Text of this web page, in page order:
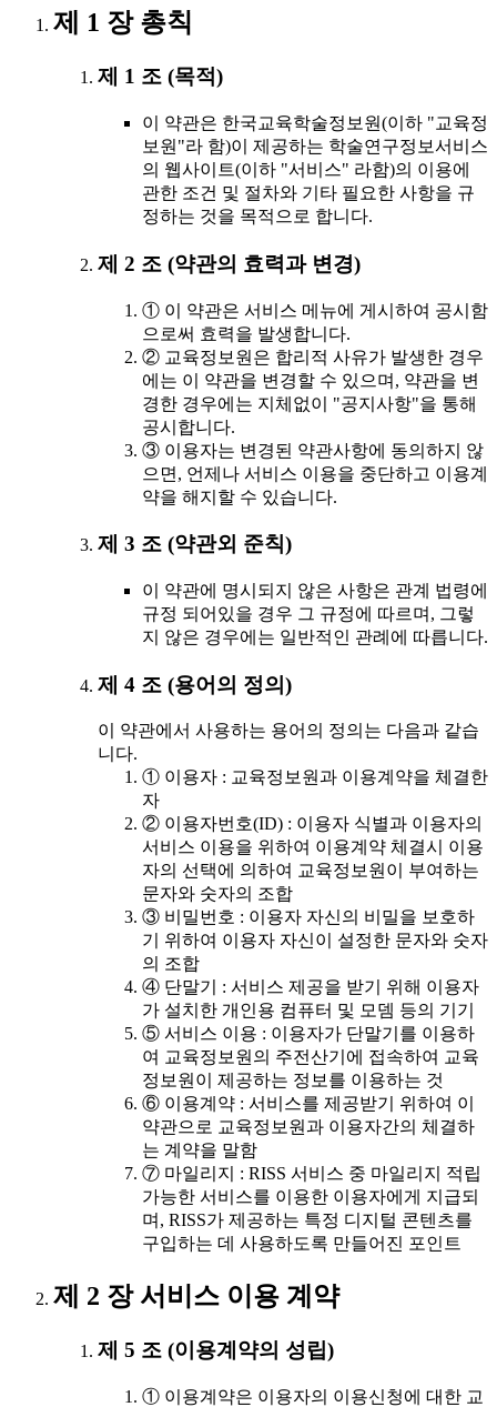
제 1 장 총칙
제 1 조 (목적)
이 약관은 한국교육학술정보원(이하 "교육정
보원"라 함)이 제공하는 학술연구정보서비스
의 웹사이트(이하 "서비스" 라함)의 이용에
관한 조건 및 절차와 기타 필요한 사항을 규
정하는 것을 목적으로 합니다.
제 2 조 (약관의 효력과 변경)
① 이 약관은 서비스 메뉴에 게시하여 공시함
으로써 효력을 발생합니다.
② 교육정보원은 합리적 사유가 발생한 경우
에는 이 약관을 변경할 수 있으며, 약관을 변
경한 경우에는 지체없이 "공지사항"을 통해
공시합니다.
③ 이용자는 변경된 약관사항에 동의하지 않
으면, 언제나 서비스 이용을 중단하고 이용계
약을 해지할 수 있습니다.
제 3 조 (약관외 준칙)
이 약관에 명시되지 않은 사항은 관계 법령에
규정 되어있을 경우 그 규정에 따르며, 그렇
지 않은 경우에는 일반적인 관례에 따릅니다.
제 4 조 (용어의 정의)
이 약관에서 사용하는 용어의 정의는 다음과 같습
니다.
① 이용자 : 교육정보원과 이용계약을 체결한
자
② 이용자번호(ID) : 이용자 식별과 이용자의
서비스 이용을 위하여 이용계약 체결시 이용
자의 선택에 의하여 교육정보원이 부여하는
문자와 숫자의 조합
③ 비밀번호 : 이용자 자신의 비밀을 보호하
기 위하여 이용자 자신이 설정한 문자와 숫자
의 조합
④ 단말기 : 서비스 제공을 받기 위해 이용자
가 설치한 개인용 컴퓨터 및 모뎀 등의 기기
⑤ 서비스 이용 : 이용자가 단말기를 이용하
여 교육정보원의 주전산기에 접속하여 교육
정보원이 제공하는 정보를 이용하는 것
⑥ 이용계약 : 서비스를 제공받기 위하여 이
약관으로 교육정보원과 이용자간의 체결하
는 계약을 말함
⑦ 마일리지 : RISS 서비스 중 마일리지 적립
가능한 서비스를 이용한 이용자에게 지급되
며, RISS가 제공하는 특정 디지털 콘텐츠를
구입하는 데 사용하도록 만들어진 포인트
제 2 장 서비스 이용 계약
제 5 조 (이용계약의 성립)
① 이용계약은 이용자의 이용신청에 대한 교